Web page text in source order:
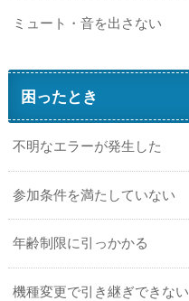
ミュート・音を出さない
困ったとき
不明なエラーが発生した
参加条件を満たしていない
年齢制限に引っかかる
機種変更で引き継ぎできない